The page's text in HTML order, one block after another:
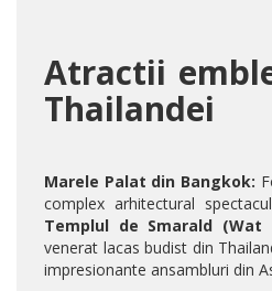
Atractii
Thailandei
Marele Palat din Bangkok:
complex arhitectural
Templul de Smarald (Wat
venerat lacas budist din
impresionante ansambluri din